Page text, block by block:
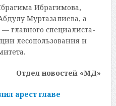
Ибрагимова,
Муртазалиева, а
главного специалиста-
лесопользования и
Отдел новостей «МД»
арест главе